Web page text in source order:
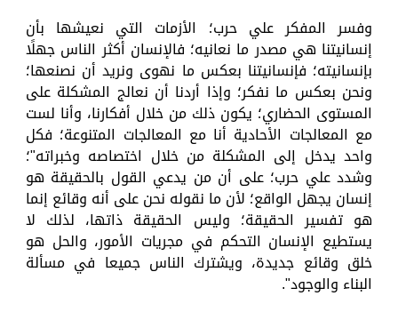
وفسر المفكر علي حرب؛ الأزمات التي نعيشها بأن
إنسانيتنا هي مصدر ما نعانيه؛ فالإنسان أكثر الناس جهلًا
بإنسانيته؛ فإنسانيتنا بعكس ما نهوى ونريد أن نصنعها؛
ونحن بعكس ما نفكر؛ وإذا أردنا أن نعالج المشكلة على
المستوى الحضاري؛ يكون ذلك من خلال أفكارنا، وأنا لست
مع المعالجات الأحادية أنا مع المعالجات المتنوعة؛ فكل
واحد يدخل إلى المشكلة من خلال اختصاصه وخبراته"؛
وشدد علي حرب؛ على أن من يدعي القول بالحقيقة هو
إنسان يجهل الواقع؛ لأن ما نقوله نحن على أنه وقائع إنما
هو تفسير الحقيقة؛ وليس الحقيقة ذاتها، لذلك لا
يستطيع الإنسان التحكم في مجريات الأمور، والحل هو
خلق وقائع جديدة، ويشترك الناس جميعا في مسألة
البناء والوجود".